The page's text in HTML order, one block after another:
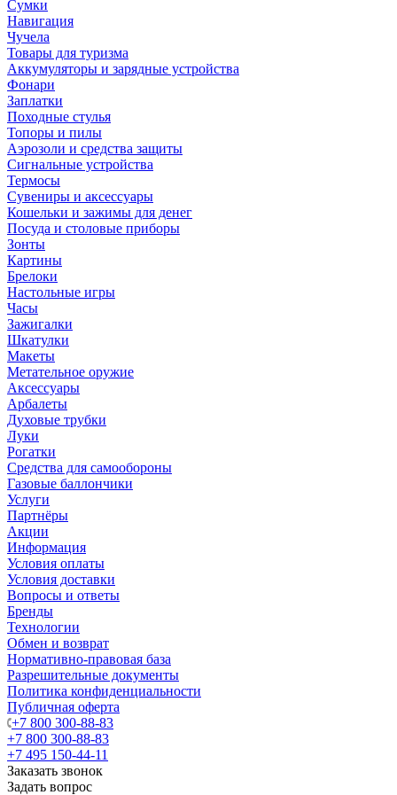
Сумки
Навигация
Чучела
Товары для туризма
Аккумуляторы и зарядные устройства
Фонари
Заплатки
Походные стулья
Топоры и пилы
Аэрозоли и средства защиты
Сигнальные устройства
Термосы
Сувениры и аксессуары
Кошельки и зажимы для денег
Посуда и столовые приборы
Зонты
Картины
Брелоки
Настольные игры
Часы
Зажигалки
Шкатулки
Макеты
Метательное оружие
Аксессуары
Арбалеты
Духовые трубки
Луки
Рогатки
Средства для самообороны
Газовые баллончики
Услуги
Партнёры
Акции
Информация
Условия оплаты
Условия доставки
Вопросы и ответы
Бренды
Технологии
Обмен и возврат
Нормативно-правовая база
Разрешительные документы
Политика конфиденциальности
Публичная оферта
+7 800 300-88-83
+7 800 300-88-83
+7 495 150-44-11
Заказать звонок
Задать вопрос